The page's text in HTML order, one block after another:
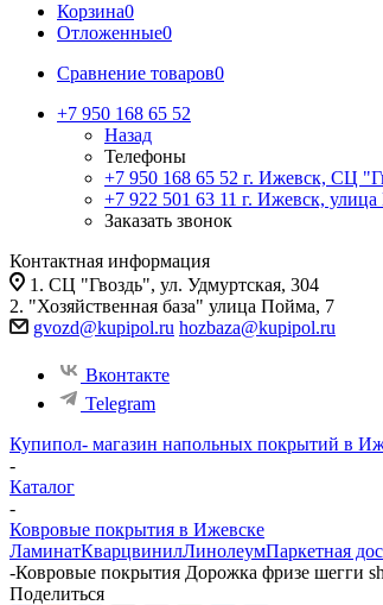
Корзина0
Отложенные0
Сравнение товаров0
+7 950 168 65 52
Назад
Телефоны
+7 950 168 65 52 г. Ижевск, СЦ
+7 922 501 63 11 г. Ижевск, улица
Заказать звонок
Контактная информация
1. СЦ "Гвоздь", ул. Удмуртская, 304
2. "Хозяйственная база" улица Пойма, 7
gvozd@kupipol.ru hozbaza@kupipol.ru
Вконтакте
Telegram
Купипол- магазин напольных покрытий в
-
Каталог
-
Ковровые покрытия в Ижевске
ЛаминатКварцвинилЛинолеумПаркетная
-Ковровые покрытия Дорожка фризе шегги
Поделиться